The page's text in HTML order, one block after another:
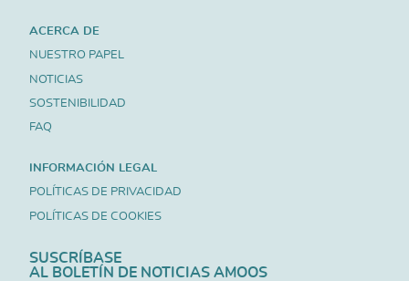
ACERCA DE
NUESTRO PAPEL
NOTICIAS
SOSTENIBILIDAD
FAQ
INFORMACIÓN LEGAL
POLÍTICAS DE PRIVACIDAD
POLÍTICAS DE COOKIES
SUSCRÍBASE
AL BOLETÍN DE NOTICIAS AMOOS